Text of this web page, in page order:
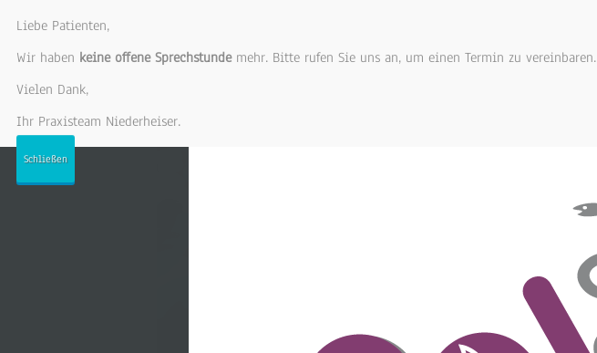
STARTSEITE
Liebe Patienten,
Wir haben keine offene Sprechstundemehr. Bitte rufen Sie uns an, um einen Termin zu vereinbaren.
Vielen Dank,
Ihr Praxisteam Niederheiser.